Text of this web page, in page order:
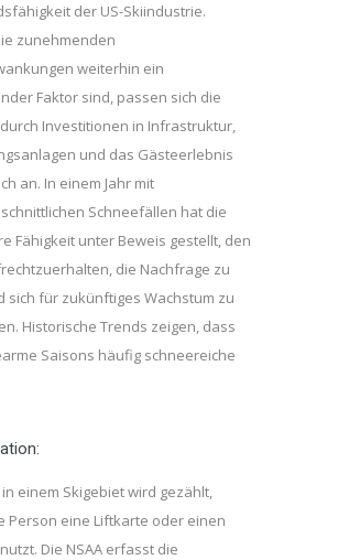
der US-Skiindustrie.
zunehmenden
weiterhin ein
Faktor sind, passen sich die
Investitionen in Infrastruktur,
und das Gästeerlebnis
an. In einem Jahr mit
Schneefällen hat die
Fähigkeit unter Beweis gestellt, den
die Nachfrage zu
sich für zukünftiges Wachstum zu
Historische Trends zeigen, dass
Saisons häufig schneereiche
in einem Skigebiet wird gezählt,
Person eine Liftkarte oder einen
Die NSAA erfasst die